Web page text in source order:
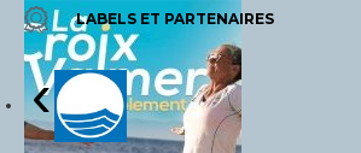
LABELS ET PARTENAIRES
‹